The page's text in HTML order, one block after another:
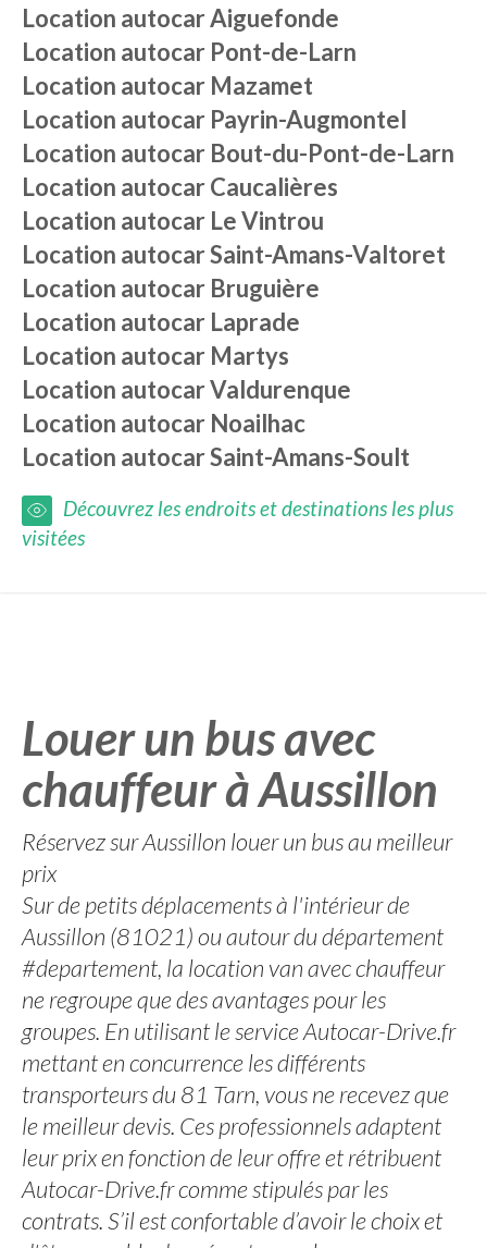
Location autocarAiguefonde
Location autocar Pont-de-Larn
Location autocar Mazamet
Location autocar Payrin-Augmontel
Location autocar Bout-du-Pont-de-Larn
Location autocarCaucalières
Location autocar Le Vintrou
Location autocarSaint-Amans-Valtoret
Location autocar Bruguière
Location autocar Laprade
Location autocar Martys
Location autocarValdurenque
Location autocar Noailhac
Location autocarSaint-Amans-Soult
Découvrez les endroits et destinations les plus
visitées
Louer un bus avec
chauffeur à Aussillon
Réservez sur Aussillon louer un bus au meilleur
prix
Sur de petits déplacements à l'intérieur de
Aussillon (81021) ou autour du département
#departement, la location van avec chauffeur
ne regroupe que des avantages pour les
groupes. En utilisant le service Autocar-Drive.fr
mettant en concurrence les différents
transporteurs du 81 Tarn, vous ne recevez que
le meilleur devis. Ces professionnels adaptent
leur prix en fonction de leur offre et rétribuent
Autocar-Drive.fr comme stipulés par les
contrats. S’il est confortable d’avoir le choix et